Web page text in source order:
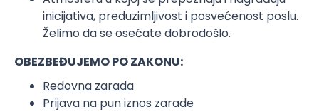
inicijativa, preduzimljivost i posvećenost poslu.
Želimo da se osećate dobrodošlo.
OBEZBEĐUJEMO PO ZAKONU:
Redovna zarada
Prijava na pun iznos zarade